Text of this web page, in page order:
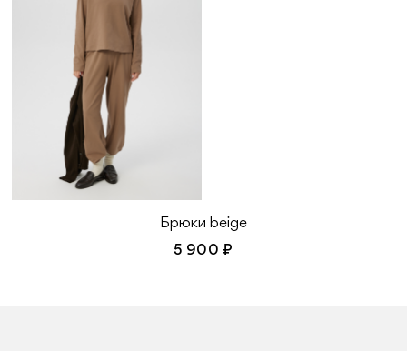
Брюки beige
5 900 ₽